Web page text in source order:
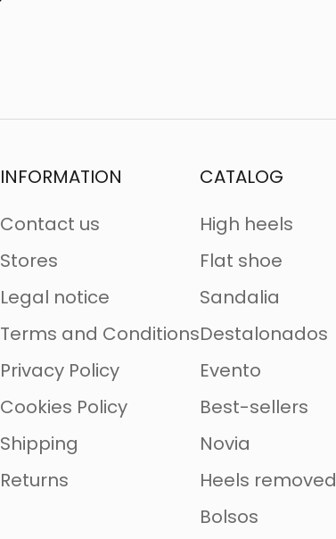
INFORMATION
Contact us
Stores
Legal notice
Terms and Conditions
Privacy Policy
Cookies Policy
Shipping
Returns
CATALOG
High heels
Flat shoe
Sandalia
Destalonados
Evento
Best-sellers
Novia
Heels removed
Bolsos